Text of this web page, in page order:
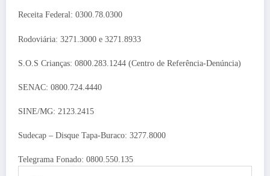
Receita Federal: 0300.78.0300
Rodoviária: 3271.3000 e 3271.8933
S.O.S Crianças: 0800.283.1244 (Centro de Referência-Denúncia)
SENAC: 0800.724.4440
SINE/MG: 2123.2415
Sudecap – Disque Tapa-Buraco: 3277.8000
Telegrama Fonado: 0800.550.135